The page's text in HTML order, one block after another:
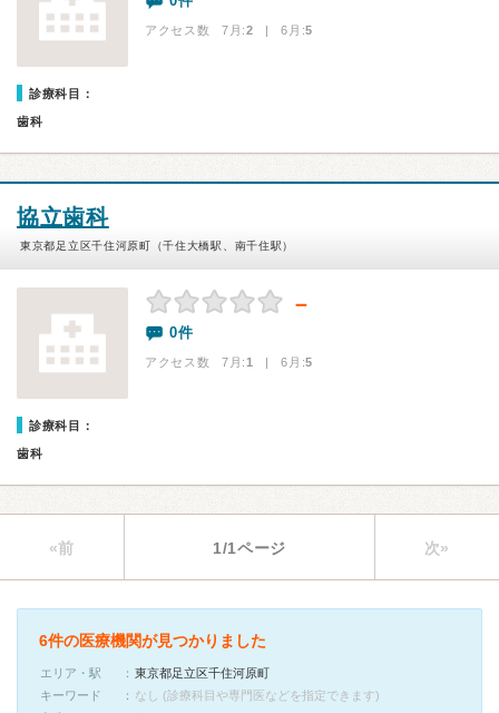
アクセス数 7月:2 | 6月:5
診療科目：
歯科
協立歯科
東京都足立区千住河原町（千住大橋駅、南千住駅）
－
0件
アクセス数 7月:1 | 6月:5
診療科目：
歯科
«前 1/1ページ 次»
6件の医療機関が見つかりました
エリア・駅
東京都足立区千住河原町
キーワード
なし (診療科目や専門医などを指定できます)